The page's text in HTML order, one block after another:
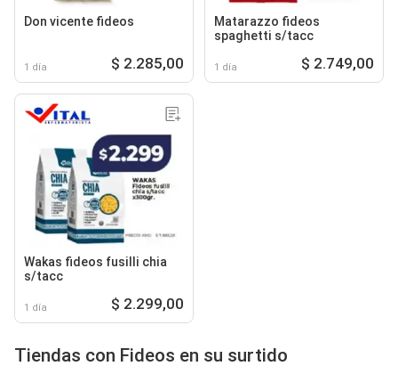
Don vicente fideos
1 día $ 2.285,00
Matarazzo fideos
spaghetti s/tacc
1 día $ 2.749,00
Wakas fideos fusilli chia
s/tacc
1 día $ 2.299,00
Tiendas con Fideos en su surtido